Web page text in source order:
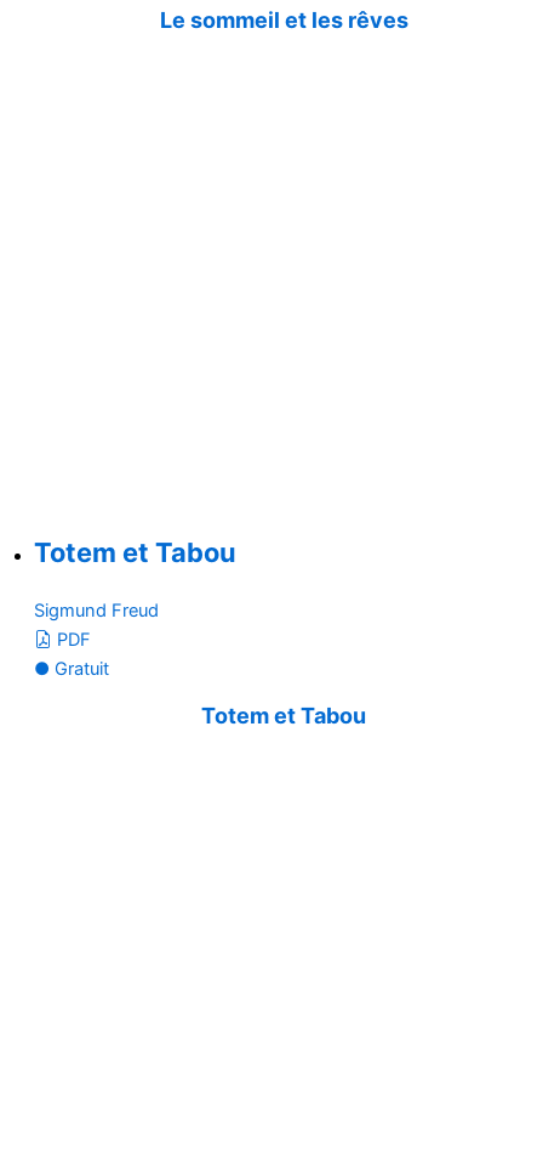
Le sommeil et les rêves
Totem et Tabou
Sigmund Freud
PDF
● Gratuit
Totem et Tabou